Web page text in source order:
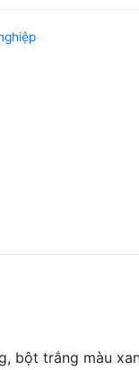
bột trắng màu